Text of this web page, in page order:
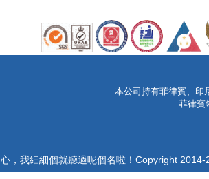
本公司持有菲律賓、印
菲律賓
，我細細個就聽過呢個名啦！Copyright 2014-